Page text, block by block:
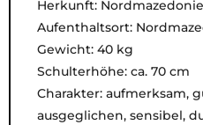
Herkunft:
Aufenthaltsort:
Gewicht: 40 kg
Schulterhöhe: ca. 70 cm
Charakter: aufmerksam,
ausgeglichen, sensibel,